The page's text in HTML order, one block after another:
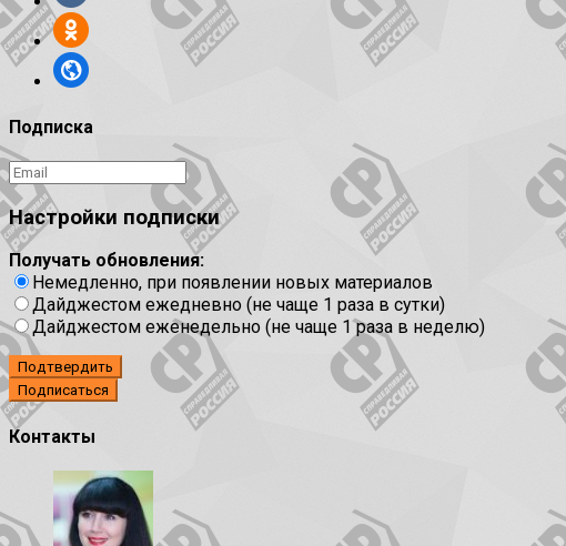
Подписка
Настройки подписки
Получать обновления:
Немедленно, при появлении новых материалов
Дайджестом ежедневно (не чаще 1 раза в сутки)
Дайджестом еженедельно (не чаще 1 раза в неделю)
Подтвердить
Контакты